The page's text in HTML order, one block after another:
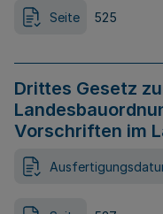
Seite 525
Drittes Gesetz
Vorschriften im